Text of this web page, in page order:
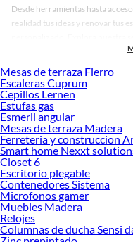
Desde herramientas hasta
realidad tus ideas y renovar tus
accesorios de calidad que te
Desde remodelaciones hasta
tus ideas realidad. ¡Visítanos y
Cocina Industrial!
Explora la variedad de
Herramientas, materiales y
renovación de espacios.
ofrecerte!
Encuentra una amplia variedad
Encuentra todo lo necesario
¡Visítanos y haz tus ideas realidad!
Mesas de terraza Fierro
Escaleras Cuprum
Cepillos Lernen
Estufas gas
Esmeril angular
Mesas de terraza Madera
Ferreteria y construccion
Smart home Nexxt
Closet 6
Escritorio plegable
Contenedores Sistema
Microfonos gamer
Muebles Madera
Relojes
Columnas de ducha Sensi